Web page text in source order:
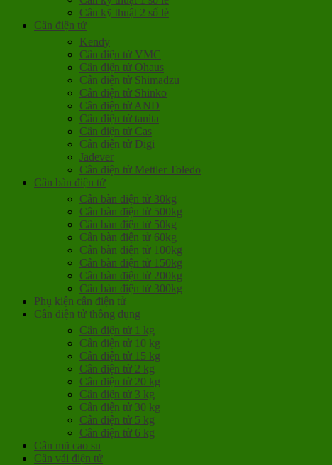
Cân kỹ thuật 2 số lẻ
Cân điện tử
Kendy
Cân điện tử VMC
Cân điện tử Ohaus
Cân điện tử Shimadzu
Cân điện tử Shinko
Cân điện tử AND
Cân điện tử tanita
Cân điện tử Cas
Cân điện tử Digi
Jadever
Cân điện tử Mettler Toledo
Cân bàn điện tử
Cân bàn điện tử 30kg
Cân bàn điện tử 500kg
Cân bàn điện tử 50kg
Cân bàn điện tử 60kg
Cân bàn điện tử 100kg
Cân bàn điện tử 150kg
Cân bàn điện tử 200kg
Cân bàn điện tử 300kg
Phụ kiện cân điện tử
Cân điện tử thông dụng
Cân điện tử 1 kg
Cân điện tử 10 kg
Cân điện tử 15 kg
Cân điện tử 2 kg
Cân điện tử 20 kg
Cân điện tử 3 kg
Cân điện tử 30 kg
Cân điện tử 5 kg
Cân điện tử 6 kg
Cân mũ cao su
Cân vải điện tử